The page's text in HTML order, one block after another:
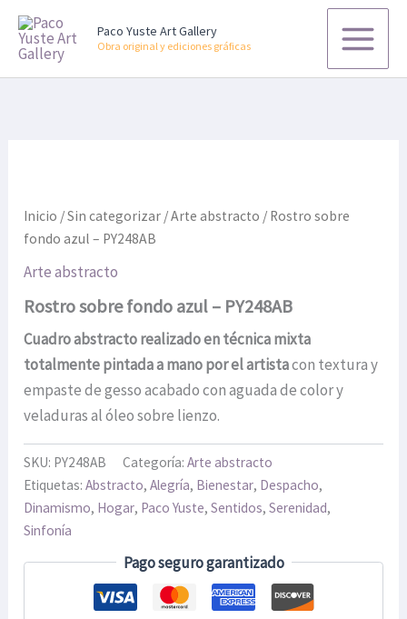
contenido
Paco Yuste Art Gallery
Obra original y ediciones gráficas
Inicio /Sin categorizar /Arte abstracto / Rostro sobre
fondo azul – PY248AB
Arte abstracto
Rostro sobre fondo azul – PY248AB
Cuadro abstracto realizado en técnica mixta
totalmente pintada a mano por el artistacon textura y
empaste de gesso acabado con aguada de color y
veladuras al óleo sobre lienzo.
SKU: PY248AB Categoría:Arte abstracto
Etiquetas:Abstracto,Alegría, Bienestar, Despacho,
Dinamismo, Hogar, Paco Yuste,Sentidos,Serenidad,
Sinfonía
Pago seguro garantizado